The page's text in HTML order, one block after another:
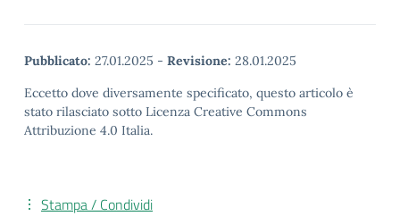
Pubblicato: 27.01.2025 - Revisione: 28.01.2025
Eccetto dove diversamente specificato, questo articolo è
stato rilasciato sotto Licenza Creative Commons
Attribuzione 4.0 Italia.
Stampa / Condividi